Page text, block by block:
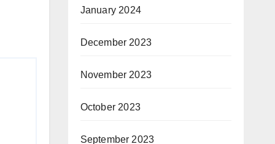
January 2024
December 2023
November 2023
October 2023
September 2023